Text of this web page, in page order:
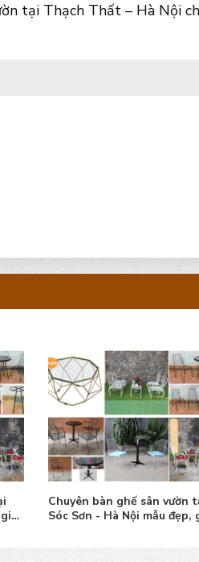
tại Thạch Thất – Hà Nội
Chuyên bàn ghế sân vườn
Sóc Sơn - Hà Nội mẫu đẹp,